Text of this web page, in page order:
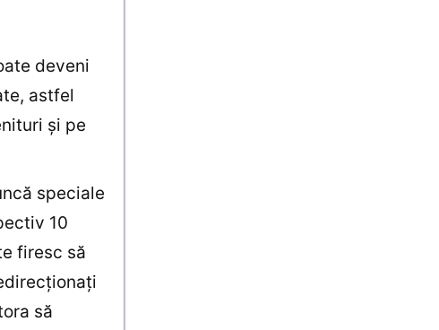
deveni
astfel
și pe
speciale
10
firesc să
să